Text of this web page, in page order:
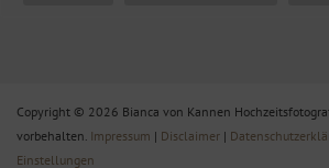
Copyright © 2026 Bianca von Kannen
vorbehalten. Impressum | Disclaimer |
Einstellungen